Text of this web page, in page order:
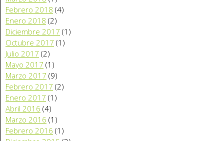
Febrero 2018 (4)
Enero 2018 (2)
Diciembre 2017 (1)
Octubre 2017 (1)
Julio 2017 (2)
Mayo 2017 (1)
Marzo 2017 (9)
Febrero 2017 (2)
Enero 2017 (1)
Abril 2016 (4)
Marzo 2016 (1)
Febrero 2016 (1)